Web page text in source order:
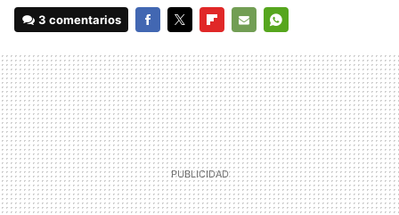
3 comentarios
MAIL